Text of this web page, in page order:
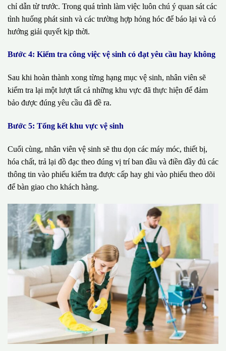
chỉ dẫn từ trước. Trong quá trình làm việc luôn chú ý quan sát các
tình huống phát sinh và các trường hợp hỏng hóc để báo lại và có
hướng giải quyết kịp thời.
Bước 4: Kiểm tra công việc vệ sinh có đạt yêu cầu hay không
Sau khi hoàn thành xong từng hạng mục vệ sinh, nhân viên sẽ
kiểm tra lại một lượt tất cả những khu vực đã thực hiện để đảm
bảo được đúng yêu cầu đã đề ra.
Bước 5: Tổng kết khu vực vệ sinh
Cuối cùng, nhân viên vệ sinh sẽ thu dọn các máy móc, thiết bị,
hóa chất, trả lại đồ đạc theo đúng vị trí ban đầu và điền đầy đủ các
thông tin vào phiếu kiểm tra được cấp hay ghi vào phiếu theo dõi
để bàn giao cho khách hàng.